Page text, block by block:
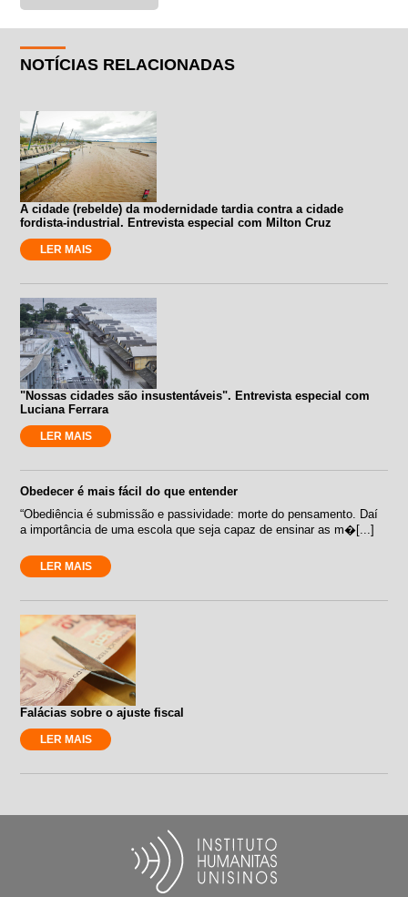
NOTÍCIAS RELACIONADAS
A cidade (rebelde) da modernidade tardia contra a cidade
fordista-industrial. Entrevista especial com Milton Cruz
LER MAIS
"Nossas cidades são insustentáveis". Entrevista especial com
Luciana Ferrara
LER MAIS
Obedecer é mais fácil do que entender
“Obediência é submissão e passividade: morte do pensamento. Daí
a importância de uma escola que seja capaz de ensinar as m�[...]
LER MAIS
Falácias sobre o ajuste fiscal
LER MAIS